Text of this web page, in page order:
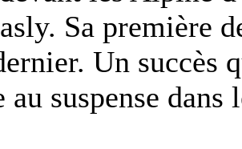
Sa première
Un succès
au suspense